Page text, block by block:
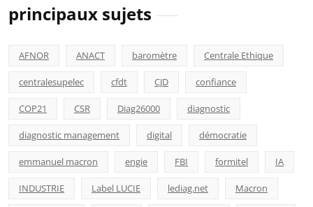
principaux sujets
AFNOR ANACT baromètre Centrale Ethique
centralesupelec cfdt CJD confiance
COP21 CSR Diag26000 diagnostic
diagnostic management digital démocratie
emmanuel macron engie FBI formitel IA
INDUSTRIE Label LUCIE lediag.net Macron